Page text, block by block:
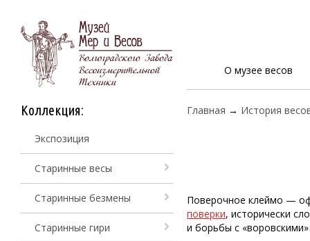
О музее весов
Коллекция:
Экспозиция
Старинные весы
Старинные безмены
Старинные гири
Главная → История
Поверочное клеймо —
поверки, исторически
и борьбы с